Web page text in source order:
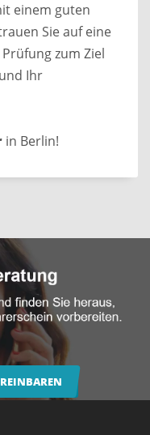
einem guten
Sie auf eine
zum Ziel
Ihr
in Berlin!